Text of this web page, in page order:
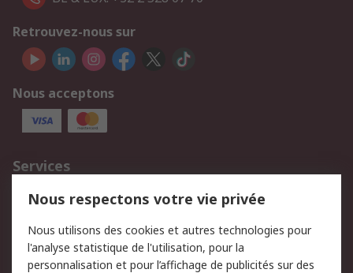
Retrouvez-nous sur
Nous acceptons
Services
750.000 produits
2.500 marques
Retours
Support technique
Track & trace
Nous respectons votre vie privée
Nous utilisons des cookies et autres technologies pour
l'analyse statistique de l'utilisation, pour la
personnalisation et pour l’affichage de publicités sur des